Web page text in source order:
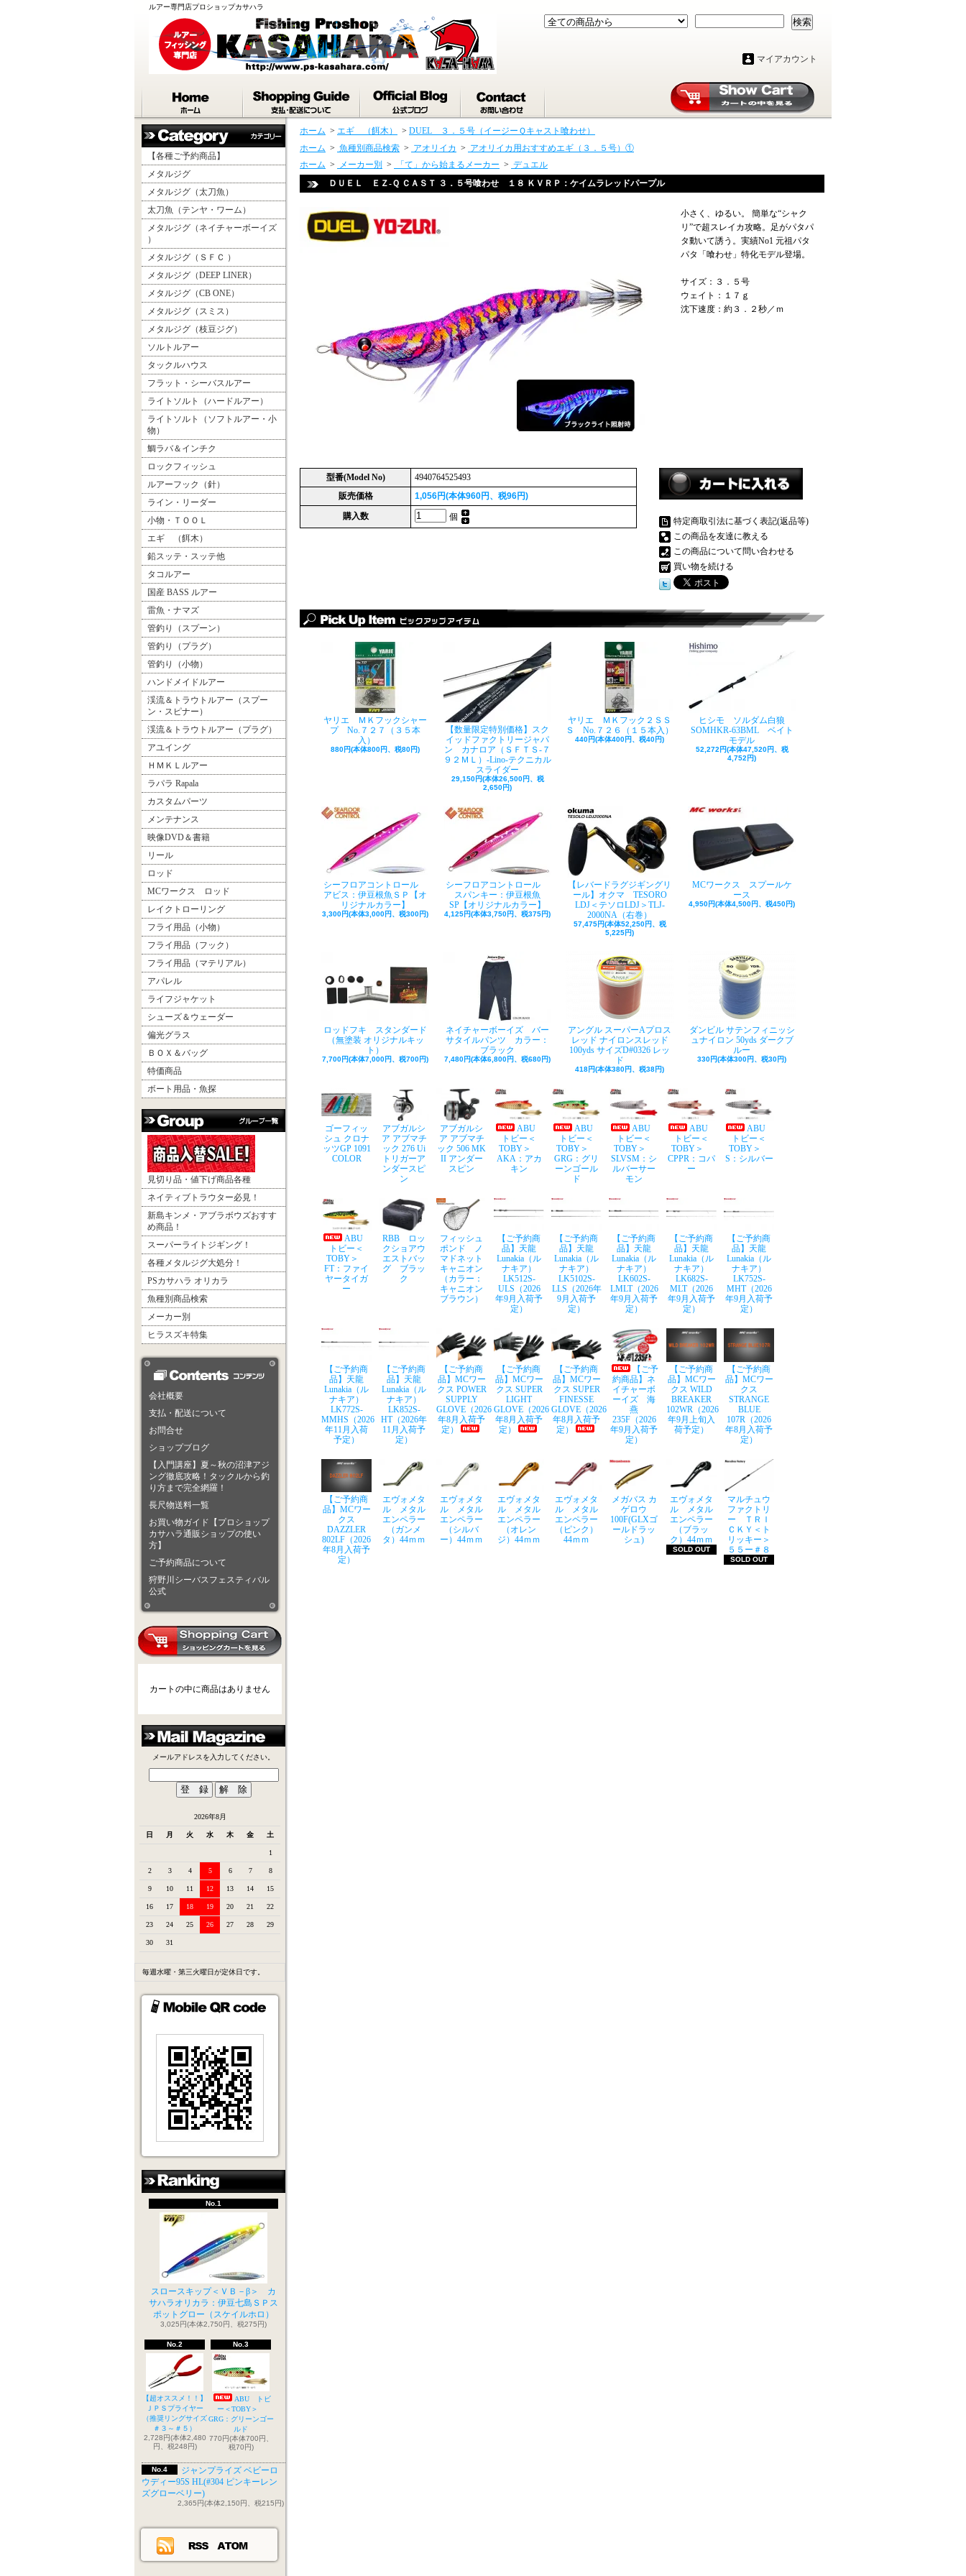
ルアー専門店プロショップカサハラ
検索
マイアカウント
【各種ご予約商品】
メタルジグ
メタルジグ（太刀魚）
太刀魚（テンヤ・ワーム）
メタルジグ（ネイチャーボーイズ
）
メタルジグ（ＳＦＣ ）
メタルジグ（DEEP LINER）
メタルジグ（CB ONE）
メタルジグ（スミス）
メタルジグ（枝豆ジグ）
ソルトルアー
タックルハウス
フラット・シーバスルアー
ライトソルト（ハードルアー）
ライトソルト（ソフトルアー・小
物）
鯛ラバ＆インチク
ロックフィッシュ
ルアーフック（針）
ライン・リーダー
小物・ＴＯＯＬ
エギ （餌木）
鉛スッテ・スッテ他
タコルアー
国産 BASS ルアー
雷魚・ナマズ
管釣り（スプーン）
管釣り（プラグ）
管釣り（小物）
ハンドメイドルアー
渓流＆トラウトルアー（スプー
ン・スピナー）
渓流＆トラウトルアー（プラグ）
アユイング
ＨＭＫＬルアー
ラパラ Rapala
カスタムパーツ
メンテナンス
映像DVD＆書籍
リール
ロッド
MCワークス ロッド
レイクトローリング
フライ用品（小物）
フライ用品（フック）
フライ用品（マテリアル）
アパレル
ライフジャケット
シューズ＆ウェーダー
偏光グラス
ＢＯＸ＆バッグ
特価商品
ボート用品・魚探
見切り品・値下げ商品各種
ネイティブトラウター必見！
新島キンメ・アブラボウズおすす
め商品！
スーパーライトジギング！
各種メタルジグ大処分！
PSカサハラ オリカラ
魚種別商品検索
メーカー別
ヒラスズキ特集
会社概要
支払・配送について
お問合せ
ショップブログ
【入門講座】夏～秋の沼津アジ
ング徹底攻略！タックルから釣
り方まで完全網羅！
長尺物送料一覧
お買い物ガイド【プロショップ
カサハラ通販ショップの使い
方】
ご予約商品について
狩野川シーバスフェスティバル
公式
カートの中に商品はありません
メールアドレスを入力してください。
2026年8月
日 月 火 水 木 金 土
1
2 3 4 5 6 7 8
9 10 11 12 13 14 15
16 17 18 19 20 21 22
23 24 25 26 27 28 29
30 31
毎週水曜・第三火曜日が定休日です。
No.1
スロースキップ＜ＶＢ－β＞ カ
サハラオリカラ：伊豆七島ＳＰス
ポットグロー（スケイルホロ）
3,025円(本体2,750円、税275円)
No.2
【超オススメ！！】
ＪＰＳプライヤー
（推奨リングサイズ
＃３～＃５）
2,728円(本体2,480
円、税248円)
No.3
ABU トビ
ー＜TOBY＞
GRG：グリーンゴー
ルド
770円(本体700円、
税70円)
No.4
ジャンプライズ ベビーロ
ウディー95S HL(#304 ピンキーレン
ズグローベリー)
2,365円(本体2,150円、税215円)
ホーム > エギ （餌木） > DUEL ３．５号（イージーＱキャスト喰わせ）
ホーム > 魚種別商品検索 > アオリイカ > アオリイカ用おすすめエギ（３．５号）①
ホーム > メーカー別 > 「て」から始まるメーカー > デュエル
ＤＵＥＬ ＥＺ‐Ｑ ＣＡＳＴ ３．５号喰わせ １８ ＫＶＲＰ：ケイムラレッドパープル
小さく、ゆるい。 簡単な“シャク
リ”で超スレイカ攻略。足がパタパ
タ動いて誘う。実績No1 元祖パタ
パタ「喰わせ」特化モデル登場。
サイズ：３．５号
ウェイト：１７ｇ
沈下速度：約３．２秒／ｍ
型番(Model No)
4940764525493
販売価格
1,056円(本体960円、税96円)
購入数
個
特定商取引法に基づく表記(返品等)
この商品を友達に教える
この商品について問い合わせる
買い物を続ける
ヤリエ ＭＫフックシャー
プ No.７２７（３５本
入）
880円(本体800円、税80円)
【数量限定特別価格】スク
イッドファクトリージャパ
ン カナロア（ＳＦＴＳ-７
９２ＭＬ）-Lino-テクニカル
スライダー
29,150円(本体26,500円、税
2,650円)
ヤリエ ＭＫフック２ＳＳ
Ｓ No.７２６（１５本入）
440円(本体400円、税40円)
ヒシモ ソルダム白狼
SOMHKR-63BML ベイト
モデル
52,272円(本体47,520円、税
4,752円)
シーフロアコントロール
アビス：伊豆根魚ＳＰ【オ
リジナルカラー】
3,300円(本体3,000円、税300円)
シーフロアコントロール
スパンキー：伊豆根魚
SP【オリジナルカラー】
4,125円(本体3,750円、税375円)
【レバードラグジギングリ
ール】オクマ TESORO
LDJ＜テソロLDJ＞TLJ-
2000NA（右巻）
57,475円(本体52,250円、税
5,225円)
MCワークス スプールケ
ース
4,950円(本体4,500円、税450円)
ロッドフキ スタンダード
（無塗装 オリジナルキッ
ト）
7,700円(本体7,000円、税700円)
ネイチャーボーイズ バー
サタイルパンツ カラー：
ブラック
7,480円(本体6,800円、税680円)
アングル スーパーAプロス
レッド ナイロンスレッド
100yds サイズD#0326 レッ
ド
418円(本体380円、税38円)
ダンビル サテンフィニッシ
ュナイロン 50yds ダークブ
ルー
330円(本体300円、税30円)
ゴーフィッ
シュ クロナ
ッツGP 1091
COLOR
アブガルシ
ア アブマチ
ック 276 Ui
トリガーア
ンダースピ
ン
アブガルシ
ア アブマチ
ック 506 MK
II アンダー
スピン
ABU
トビー＜
TOBY＞
AKA：アカ
キン
ABU
トビー＜
TOBY＞
GRG：グリ
ーンゴール
ド
ABU
トビー＜
TOBY＞
SLVSM：シ
ルバーサー
モン
ABU
トビー＜
TOBY＞
CPPR：コパ
ー
ABU
トビー＜
TOBY＞
S：シルバー
ABU
トビー＜
TOBY＞
FT：ファイ
ヤータイガ
ー
RBB ロッ
クショアウ
エストバッ
グ ブラッ
ク
フィッシュ
ポンド ノ
マドネット
キャニオン
（カラー：
キャニオン
ブラウン）
【ご予約商
品】天龍
Lunakia（ル
ナキア）
LK512S-
ULS（2026
年9月入荷予
定）
【ご予約商
品】天龍
Lunakia（ル
ナキア）
LK5102S-
LLS（2026年
9月入荷予
定）
【ご予約商
品】天龍
Lunakia（ル
ナキア）
LK602S-
LMLT（2026
年9月入荷予
定）
【ご予約商
品】天龍
Lunakia（ル
ナキア）
LK682S-
MLT（2026
年9月入荷予
定）
【ご予約商
品】天龍
Lunakia（ル
ナキア）
LK752S-
MHT（2026
年9月入荷予
定）
【ご予約商
品】天龍
Lunakia（ル
ナキア）
LK772S-
MMHS（2026
年11月入荷
予定）
【ご予約商
品】天龍
Lunakia（ル
ナキア）
LK852S-
HT（2026年
11月入荷予
定）
【ご予約商
品】MCワー
クス POWER
SUPPLY
GLOVE（2026
年8月入荷予
定）
【ご予約商
品】MCワー
クス SUPER
LIGHT
GLOVE（2026
年8月入荷予
定）
【ご予約商
品】MCワー
クス SUPER
FINESSE
GLOVE（2026
年8月入荷予
定）
【ご予
約商品】ネ
イチャーボ
ーイズ 海
燕
235F（2026
年9月入荷予
定）
【ご予約商
品】MCワー
クス WILD
BREAKER
102WR（2026
年9月上旬入
荷予定）
【ご予約商
品】MCワー
クス
STRANGE
BLUE
107R（2026
年8月入荷予
定）
【ご予約商
品】MCワー
クス
DAZZLER
802LF（2026
年8月入荷予
定）
エヴォメタ
ル メタル
エンペラー
（ガンメ
タ）44ｍｍ
エヴォメタ
ル メタル
エンペラー
（シルバ
ー）44ｍｍ
エヴォメタ
ル メタル
エンペラー
（オレン
ジ）44ｍｍ
エヴォメタ
ル メタル
エンペラー
（ピンク）
44ｍｍ
メガバス カ
ゲロウ
100F(GLXゴ
ールドラッ
シュ)
エヴォメタ
ル メタル
エンペラー
（ブラッ
ク）44ｍｍ
SOLD OUT
マルチュウ
ファクトリ
ー ＴＲＩ
ＣＫＹ＜ト
リッキー＞
５５ー＃８
SOLD OUT